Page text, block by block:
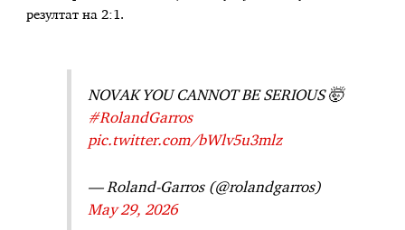
резултат на 2:1.
NOVAK YOU CANNOT BE SERIOUS 🤯
#RolandGarros
pic.twitter.com/bWlv5u3mlz
— Roland-Garros (@rolandgarros)
May 29, 2026